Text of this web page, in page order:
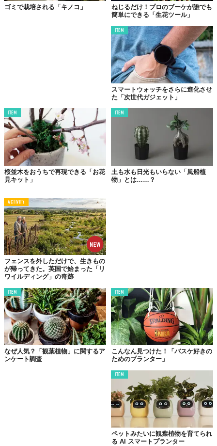
この世界は、もっと広いはずだ。
ゴミで栽培される「キノコ」
ねじるだけ！プロのブーケが誰でも
簡単にできる「生花ツール」
ITEM
スマートウォッチをさらに進化させ
た「次世代ガジェット」
ITEM
桜並木をおうちで再現できる「お花
見キット」
ITEM
土も水も日光もいらない「風船植
物」とは……？
ACTIVITY
フェンスを外しただけで、生きもの
が帰ってきた。英国で始まった「リ
ワイルディング」の奇跡
ITEM
なぜ人気？「観葉植物」に関するア
ンケート調査
ITEM
こんなん見つけた！「バスケ好きの
ためのプランター」
ITEM
ペットみたいに観葉植物を育てられ
る AI スマートプランター